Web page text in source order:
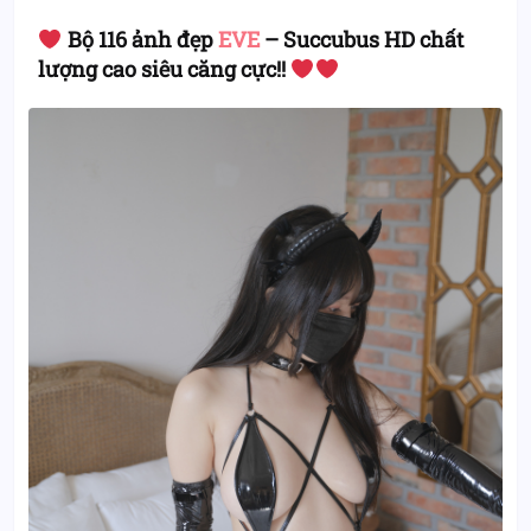
Bộ 116 ảnh đẹpEVE– Succubus HD chất
lượng cao siêu căng cực!!